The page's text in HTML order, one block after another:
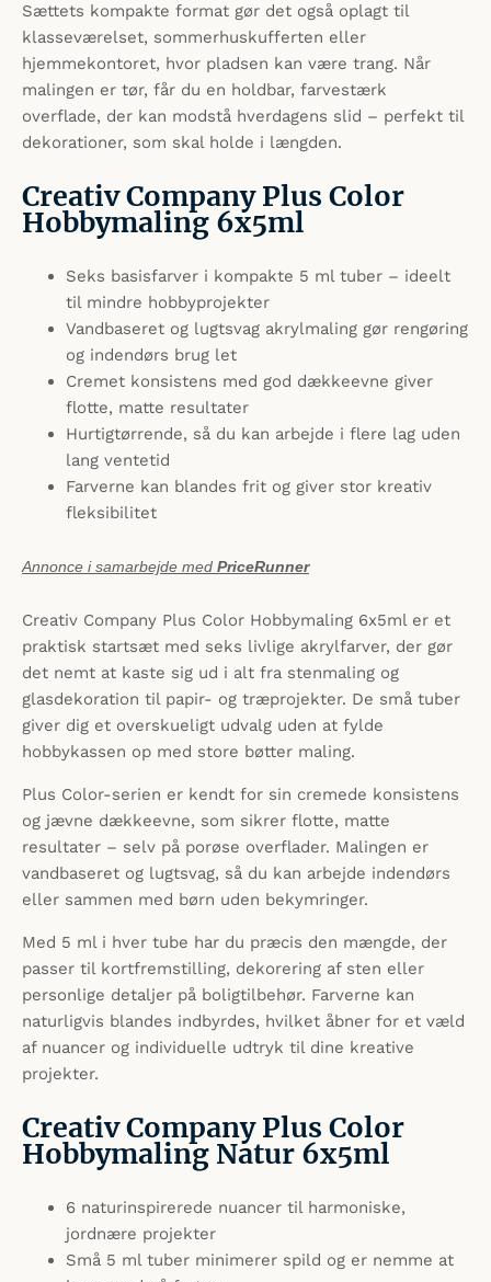
Sættets kompakte format gør det også oplagt til
klasseværelset, sommerhus­kufferten eller
hjemmekontoret, hvor pladsen kan være trang. Når
malingen er tør, får du en holdbar, farvestærk
overflade, der kan modstå hverdagens slid – perfekt til
dekorationer, som skal holde i længden.
Creativ Company Plus Color
Hobbymaling 6x5ml
Seks basisfarver i kompakte 5 ml tuber – ideelt
til mindre hobbyprojekter
Vandbaseret og lugtsvag akrylmaling gør rengøring
og indendørs brug let
Cremet konsistens med god dækkeevne giver
flotte, matte resultater
Hurtigtørrende, så du kan arbejde i flere lag uden
lang ventetid
Farverne kan blandes frit og giver stor kreativ
fleksibilitet
Annonce i samarbejde med PriceRunner
Creativ Company Plus Color Hobbymaling 6x5ml er et
praktisk startsæt med seks livlige akrylfarver, der gør
det nemt at kaste sig ud i alt fra stenmaling og
glasdekoration til papir- og træprojekter. De små tuber
giver dig et overskueligt udvalg uden at fylde
hobbykassen op med store bøtter maling.
Plus Color-serien er kendt for sin cremede konsistens
og jævne dækkeevne, som sikrer flotte, matte
resultater – selv på porøse overflader. Malingen er
vandbaseret og lugtsvag, så du kan arbejde indendørs
eller sammen med børn uden bekymringer.
Med 5 ml i hver tube har du præcis den mængde, der
passer til kortfremstilling, dekorering af sten eller
personlige detaljer på boligtilbehør. Farverne kan
naturligvis blandes indbyrdes, hvilket åbner for et væld
af nuancer og individuelle udtryk til dine kreative
projekter.
Creativ Company Plus Color
Hobbymaling Natur 6x5ml
6 naturinspirerede nuancer til harmoniske,
jordnære projekter
Små 5 ml tuber minimerer spild og er nemme at